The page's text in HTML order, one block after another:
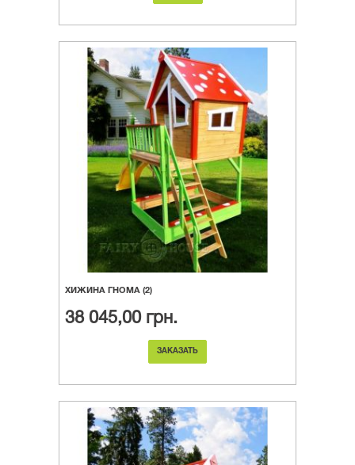
ХИЖИНА ГНОМА (2)
38 045,00 грн.
ЗАКАЗАТЬ